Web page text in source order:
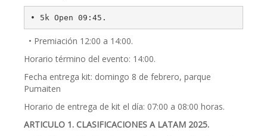
• 5k Open 09:45.
• Premiación 12:00 a 14:00.
Horario término del evento: 14:00.
Fecha entrega kit: domingo 8 de febrero, parque
Pumaiten
Horario de entrega de kit el día: 07:00 a 08:00 horas.
ARTICULO 1. CLASIFICACIONES A LATAM 2025.